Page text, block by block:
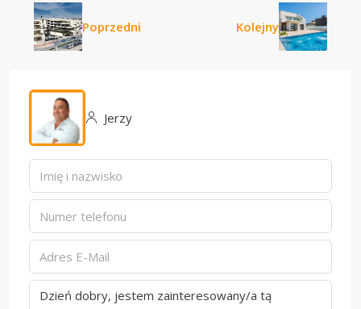
Poprzedni Kolejny
Jerzy